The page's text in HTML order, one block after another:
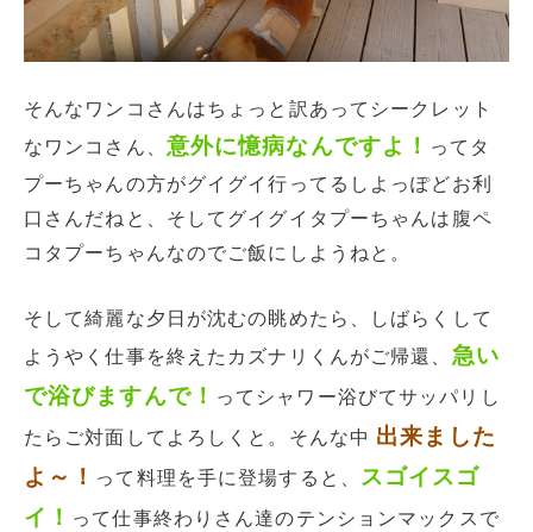
そんなワンコさんはちょっと訳あってシークレット
なワンコさん、 意外に憶病なんですよ！ ってタ
プーちゃんの方がグイグイ行ってるしよっぽどお利
口さんだねと、そしてグイグイタプーちゃんは腹ペ
コタプーちゃんなのでご飯にしようねと。
そして綺麗な夕日が沈むの眺めたら、しばらくして
ようやく仕事を終えたカズナリくんがご帰還、 急い
で浴びますんで！ ってシャワー浴びてサッパリし
たらご対面してよろしくと。そんな中 出来ました
よ～！ って料理を手に登場すると、
スゴイスゴ
イ！ って仕事終わりさん達のテンションマックスで